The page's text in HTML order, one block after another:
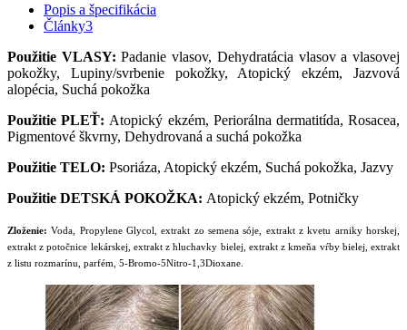
Popis a špecifikácia
Články3
Použitie VLASY: Padanie vlasov, Dehydratácia vlasov a vlasovej
pokožky, Lupiny/svrbenie pokožky, Atopický ekzém, Jazvová
alopécia, Suchá pokožka
Použitie PLEŤ: Atopický ekzém, Periorálna dermatitída, Rosacea,
Pigmentové škvrny, Dehydrovaná a suchá pokožka
Použitie TELO: Psoriáza, Atopický ekzém, Suchá pokožka, Jazvy
Použitie DETSKÁ POKOŽKA: Atopický ekzém, Potničky
Zloženie:Voda, Propylene Glycol, extrakt zo semena sóje, extrakt z kvetu arniky horskej,
extrakt z potočnice lekárskej, extrakt z hluchavky bielej, extrakt z kmeňa vŕby bielej, extrakt
z listu rozmarínu, parfém, 5-Bromo-5Nitro-1,3Dioxane.